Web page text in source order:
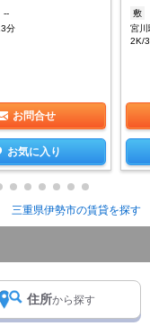
--
分
お問合せ
お気に入り
敷
宮
2K/
三重県伊勢市の賃貸を探す
住所から探す